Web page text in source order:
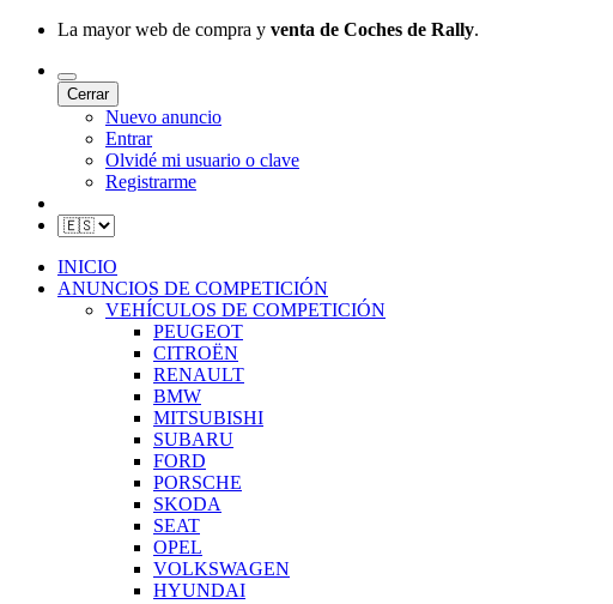
La mayor web de compra y venta de Coches de Rally.
Cerrar
Nuevo anuncio
Entrar
Olvidé mi usuario o clave
Registrarme
INICIO
ANUNCIOS DE COMPETICIÓN
VEHÍCULOS DE COMPETICIÓN
PEUGEOT
CITROËN
RENAULT
BMW
MITSUBISHI
SUBARU
FORD
PORSCHE
SKODA
SEAT
OPEL
VOLKSWAGEN
HYUNDAI